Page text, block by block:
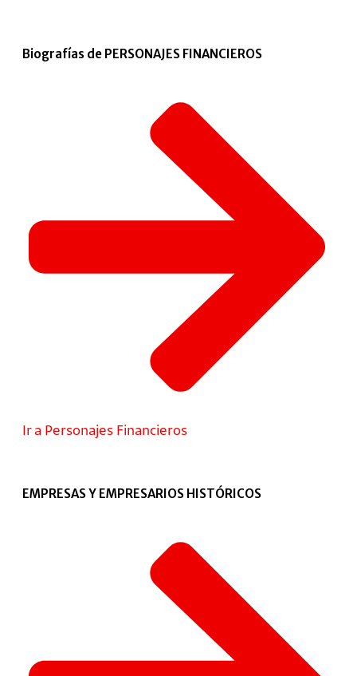
Biografías de PERSONAJES FINANCIEROS
Ir a Personajes Financieros
EMPRESAS Y EMPRESARIOS HISTÓRICOS